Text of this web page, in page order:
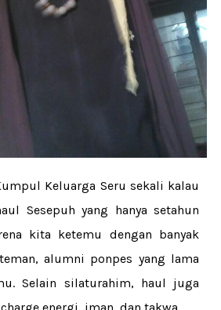
Keluarga Seru sekali kalau
Sesepuh yang hanya setahun
kita ketemu dengan banyak
alumni ponpes yang lama
Selain silaturahim, haul juga